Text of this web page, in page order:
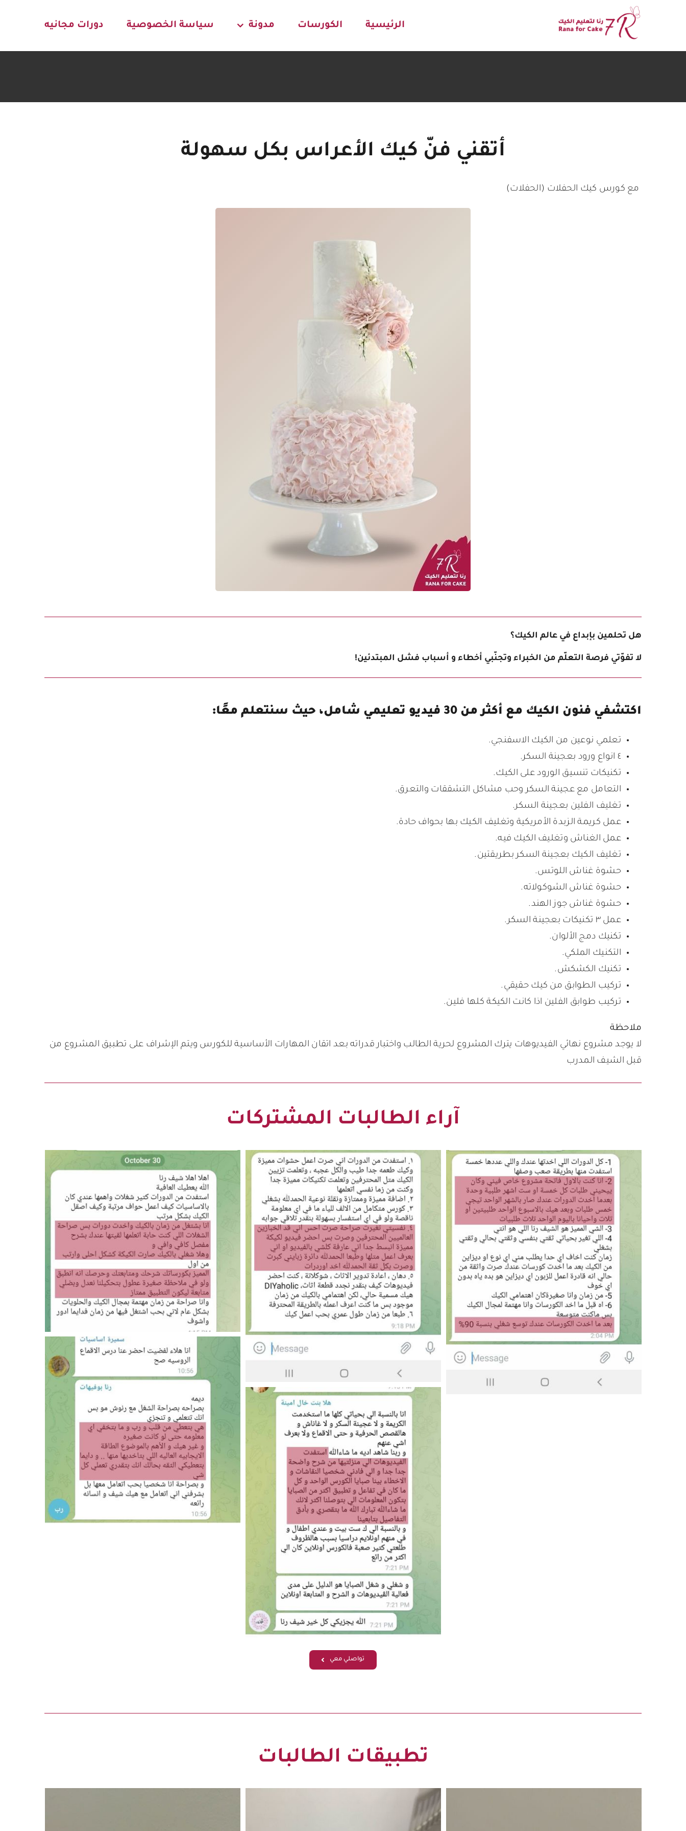
الرئيسية الكورسات مدونة سياسة الخصوصية دورات مجانيه
أتقني فنّ كيك الأعراس بكل سهولة
مع كورس كيك الحفلات (الحفلات)
هل تحلمين بإبداع في عالم الكيك؟
لا تفوّتي فرصة التعلّم من الخبراء وتجنّبي أخطاء و أسباب فشل المبتدئين!
اكتشفي فنون الكيك مع أكثر من 30 فيديو تعليمي شامل، حيث سنتعلم معًا:
تعلمي نوعين من الكيك الاسفنجي.
٤ انواع ورود بعجينة السكر.
تكنيكات تنسيق الورود على الكيك.
التعامل مع عجينة السكر وحب مشاكل التشققات والتعرق.
تغليف الفلين بعجينة السكر.
عمل كريمة الزبدة الأمريكية وتغليف الكيك بها بحواف حادة.
عمل الغناش وتغليف الكيك فيه.
تغليف الكيك بعجينة السكر بطريقتين.
حشوة غناش اللوتس.
حشوة غناش الشوكولاته.
حشوة غناش جوز الهند.
عمل ٣ تكنيكات بعجينة السكر.
تكنيك دمج الألوان.
التكنيك الملكي.
تكنيك الكشكش.
تركيب الطوابق من كيك حقيقي.
تركيب طوابق الفلين اذا كانت الكيكة كلها فلين.
ملاحظة
لا يوجد مشروع نهائي الفيديوهات يترك المشروع لحرية الطالب واختبار قدراته بعد اتقان المهارات الأساسية للكورس ويتم الإشراف على تطبيق المشروع من
قبل الشيف المدرب
آراء الطالبات المشتركات
تواصلي معي
تطبيقات الطالبات